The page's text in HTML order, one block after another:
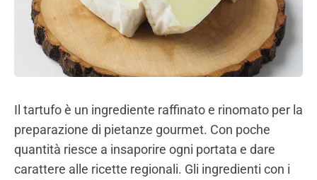
Il tartufo è un ingrediente raffinato e rinomato per la
preparazione di pietanze gourmet. Con poche
quantità riesce a insaporire ogni portata e dare
carattere alle ricette regionali. Gli ingredienti con i